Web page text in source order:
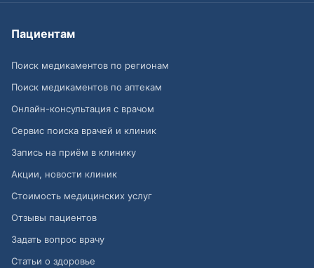
Пациентам
Поиск медикаментов по регионам
Поиск медикаментов по аптекам
Онлайн-консультация с врачом
Сервис поиска врачей и клиник
Запись на приём в клинику
Акции, новости клиник
Стоимость медицинских услуг
Отзывы пациентов
Задать вопрос врачу
Статьи о здоровье